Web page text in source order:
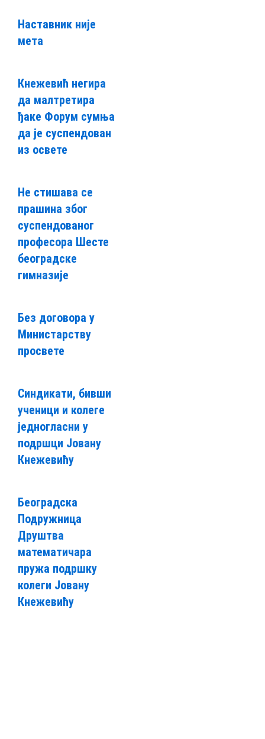
Наставник није
мета
Кнежевић негира
да малтретира
ђаке Форум сумња
да је суспендован
из освете
Не стишава се
прашина због
суспендованог
професора Шесте
београдске
гимназије
Без договора у
Министарству
просвете
Синдикати, бивши
ученици и колеге
једногласни у
подршци Јовану
Кнежевићу
Београдска
Подружница
Друштва
математичара
пружа подршку
колеги Јовану
Кнежевићу